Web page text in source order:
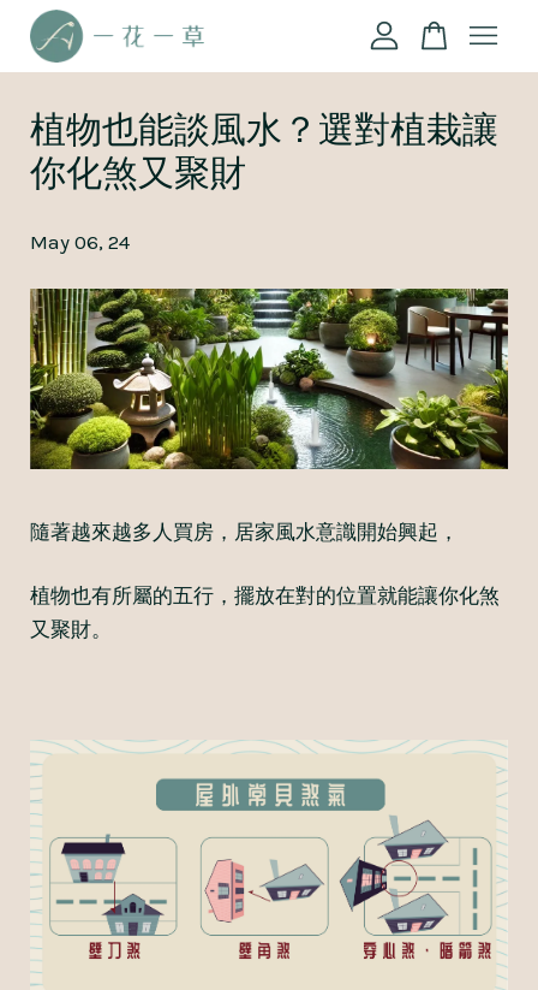
植物也能談風水？選對植栽讓
你化煞又聚財
May 06, 24
隨著越來越多人買房，居家風水意識開始興起，
植物也有所屬的五行，擺放在對的位置就能讓你化煞
又聚財。
您的購物車目前還是空的。
繼續購物